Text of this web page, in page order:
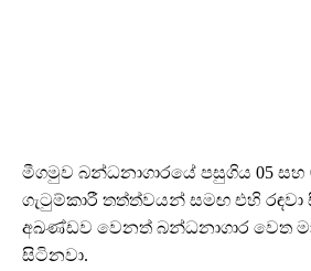
මීගමුව බන්ධනාගාරයේ පසුගිය 05 සහ
ගැටුම්කාරී තත්ත්වයන් සමඟ එහි රඳවා
අඛණ්ඩව වෙනත් බන්ධනාගාර වෙත
සිටිනවා.